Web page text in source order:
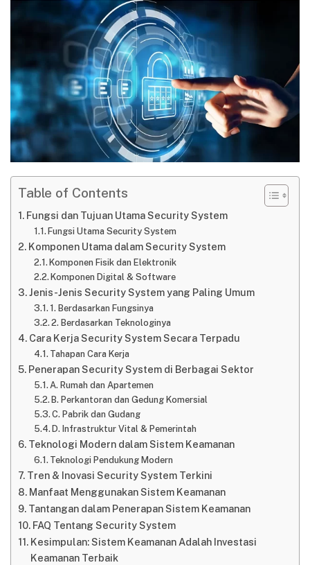
Table of Contents
Fungsi dan Tujuan Utama Security System
Fungsi Utama Security System
Komponen Utama dalam Security System
Komponen Fisik dan Elektronik
Komponen Digital & Software
Jenis-Jenis Security System yang Paling Umum
1. Berdasarkan Fungsinya
2. Berdasarkan Teknologinya
Cara Kerja Security System Secara Terpadu
Tahapan Cara Kerja
Penerapan Security System di Berbagai Sektor
A. Rumah dan Apartemen
B. Perkantoran dan Gedung Komersial
C. Pabrik dan Gudang
D. Infrastruktur Vital & Pemerintah
Teknologi Modern dalam Sistem Keamanan
Teknologi Pendukung Modern
Tren & Inovasi Security System Terkini
Manfaat Menggunakan Sistem Keamanan
Tantangan dalam Penerapan Sistem Keamanan
FAQ Tentang Security System
Kesimpulan: Sistem Keamanan Adalah Investasi
Keamanan Terbaik